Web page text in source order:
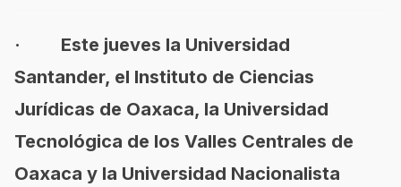
· Este jueves la Universidad
Santander, el Instituto de Ciencias
Jurídicas de Oaxaca, la Universidad
Tecnológica de los Valles Centrales de
Oaxaca y la Universidad Nacionalista